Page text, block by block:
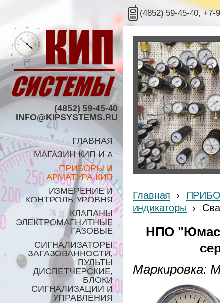
(4852) 59-45-40, +7-
(4852) 59-45-40
INFO@KIPSYSTEMS.RU
ГЛАВНАЯ
МАГАЗИН КИП И А
ПРИБОРЫ И
АРМАТУРА КИП
ИЗМЕРЕНИЕ И
КОНТРОЛЬ УРОВНЯ
КЛАПАНЫ
ЭЛЕКТРОМАГНИТНЫЕ
ГАЗОВЫЕ
СИГНАЛИЗАТОРЫ
ЗАГАЗОВАННОСТИ,
ПУЛЬТЫ
ДИСПЕТЧЕРСКИЕ,
БЛОКИ
СИГНАЛИЗАЦИИ И
УПРАВЛЕНИЯ
Главная ›
индикаторы
›
НПО
Маркировка: